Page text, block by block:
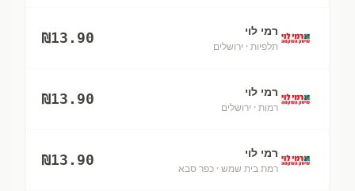
רמי לוי
תלפיות · ירושלים
₪13.90
רמי לוי
רמות · ירושלים
₪13.90
רמי לוי
רמת בית שמש · כפר סבא
₪13.90